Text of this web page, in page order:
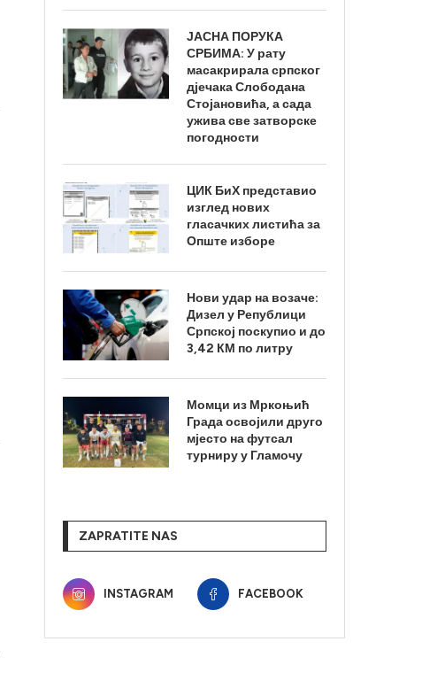
ЈАСНА ПОРУКА
СРБИМА: У рату
масакрирала српског
дјечака Слободана
Стојановића, а сада
ужива све затворске
погодности
ЦИК БиХ представио
изглед нових
гласачких листића за
Опште изборе
Нови удар на возаче:
Дизел у Републици
Српској поскупио и до
3,42 КМ по литру
Момци из Мркоњић
Града освојили друго
мјесто на футсал
турниру у Гламочу
ZAPRATITE NAS
INSTAGRAM FACEBOOK